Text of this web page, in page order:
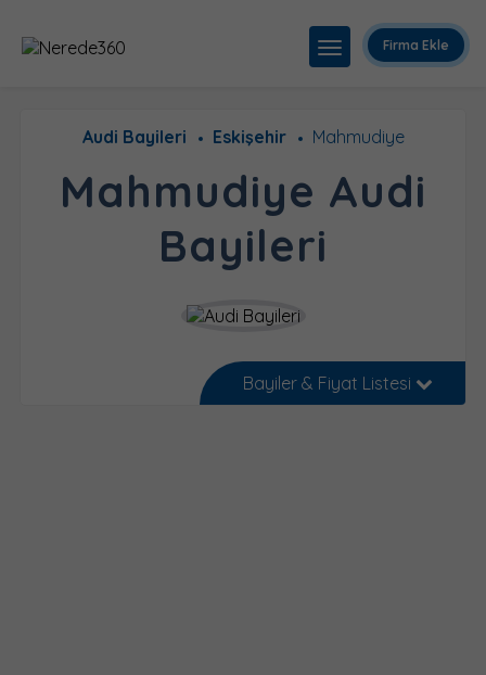
Firma Ekle
Audi Bayileri Eskişehir Mahmudiye
Mahmudiye Audi
Bayileri
Bayiler & Fiyat Listesi